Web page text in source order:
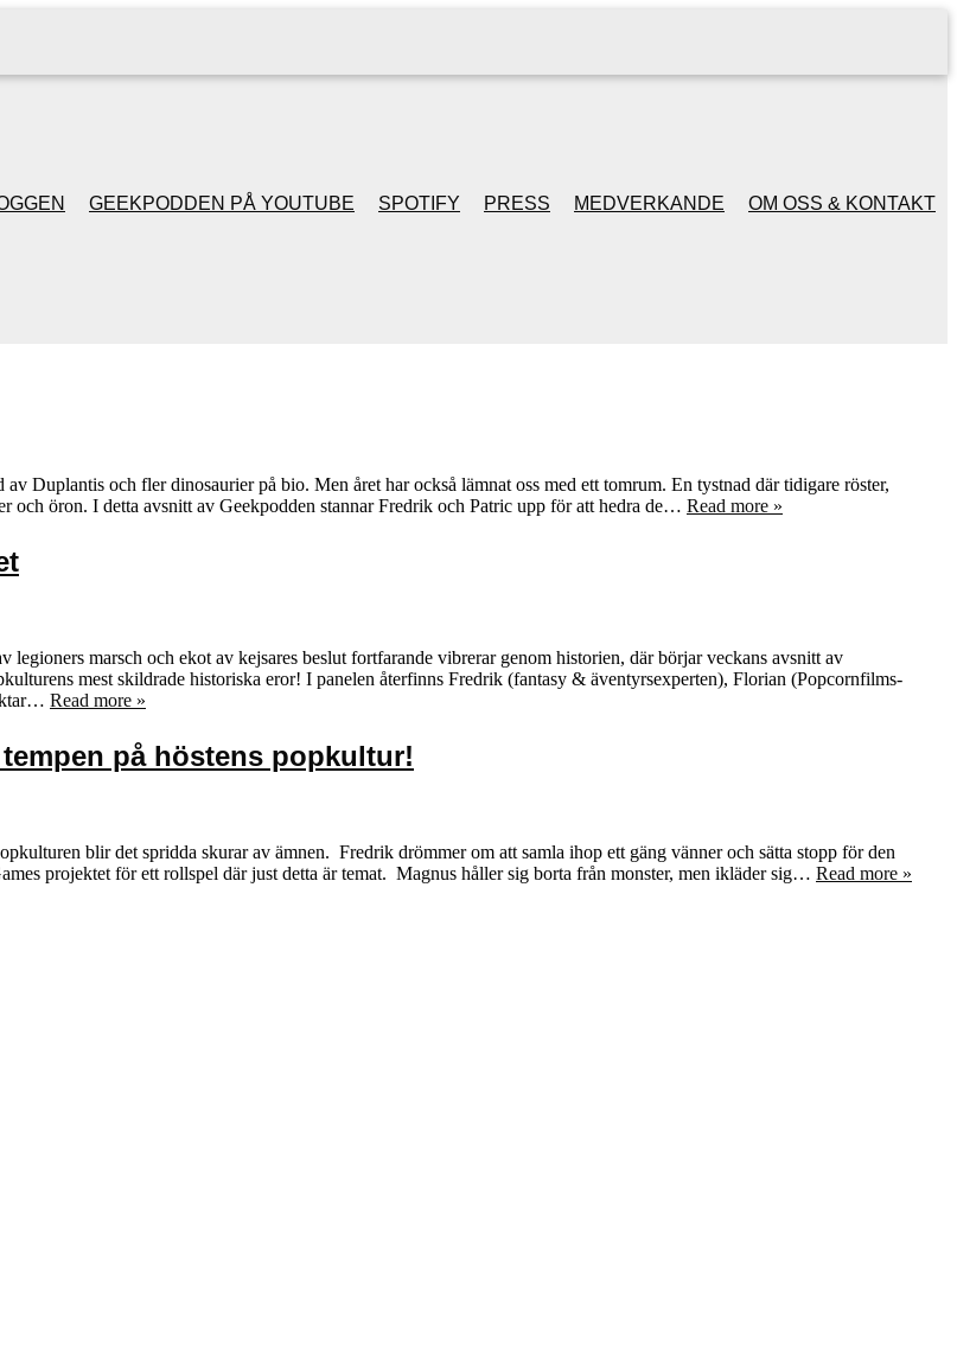
GEEKPODDEN PÅ YOUTUBE
JULSPECIALER 2013
SPOTIFY PRESS MEDVERKANDE OM OSS & KONTAKT
Duplantis och fler dinosaurier på bio. Men året har också lämnat oss med ett tomrum. En tystnad där tidigare röster,
och öron. I detta avsnitt av Geekpodden stannar Fredrik och Patric upp för att hedra de… Read more »
legioners marsch och ekot av kejsares beslut fortfarande vibrerar genom historien, där börjar veckans avsnitt av
mest skildrade historiska eror! I panelen återfinns Fredrik (fantasy & äventyrsexperten), Florian (Popcornfilms-
Read more »
på höstens popkultur!
blir det spridda skurar av ämnen. Fredrik drömmer om att samla ihop ett gäng vänner och sätta stopp för den
projektet för ett rollspel där just detta är temat. Magnus håller sig borta från monster, men ikläder sig… Read more »